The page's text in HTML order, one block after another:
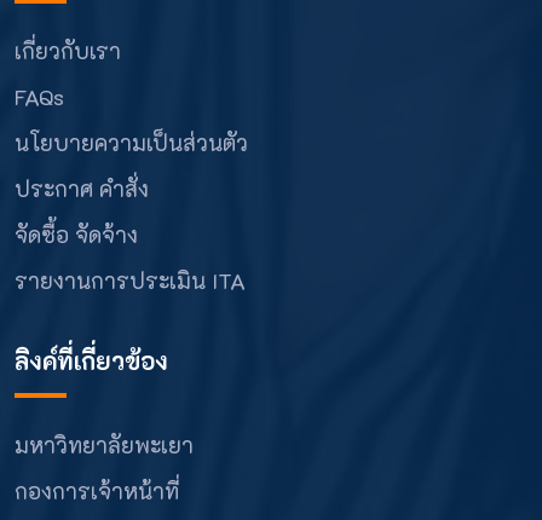
เกี่ยวกับเรา
FAQs
นโยบายความเป็นส่วนตัว
ประกาศ คำสั่ง
จัดซื้อ จัดจ้าง
รายงานการประเมิน ITA
ลิงค์ที่เกี่ยวข้อง
มหาวิทยาลัยพะเยา
กองการเจ้าหน้าที่